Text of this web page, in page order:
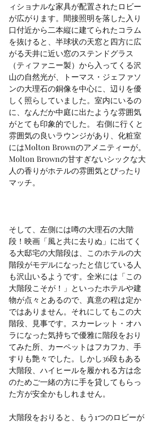
ィショナルな家具が配置されたロビー
が広がります。間接照明を落した入り
口付近から二本縦に建てられたコラム
を抜けると、半球状の天窓と四方に広
がる天井に近い窓のステンドグラス
（ティファニー製）から入ってくる沢
山の自然光が、トーマス・ジェファソ
ンの大理石の銅像を中心に、辺りを優
しく照らしていました。室内にいるの
に、なんだか中庭に出たような雰囲気
がとても印象的でした。 右側に行くと
雰囲気の良いラウンジがあり、化粧室
にはMolton Brownのアメニティーが。
Molton Brownの甘すぎないシックな大
人の香りがホテルの雰囲気とぴったり
マッチ。
そして、左側には噂の大理石の大階
段！映画「風と共に去りぬ」に出てく
る大邸宅の大階段は、このホテルの大
階段がモデルになったと信じている人
も沢山いるようです。全米には「この
大階段こそが！」といったホテルや建
物が点々とあるので、真意の程は定か
ではありません。それにしてもこの大
階段、見事です。スカーレット・オハ
ラになった気持ちで優雅に階段をおり
てみた所、カーペットはフカフカ、手
すりも艶々でした。しかし36段もある
大階段、ハイヒールを履かれる方は念
のためご一緒の方に手を貸してもらっ
た方が安全かもしれません。
大階段をおりると、もう1つのロビーが